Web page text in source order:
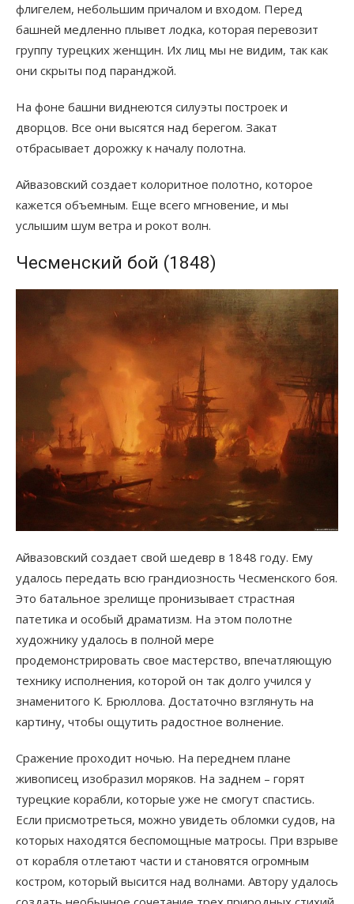
флигелем, небольшим причалом и входом. Перед
башней медленно плывет лодка, которая перевозит
группу турецких женщин. Их лиц мы не видим, так как
они скрыты под паранджой.
На фоне башни виднеются силуэты построек и
дворцов. Все они высятся над берегом. Закат
отбрасывает дорожку к началу полотна.
Айвазовский создает колоритное полотно, которое
кажется объемным. Еще всего мгновение, и мы
услышим шум ветра и рокот волн.
Чесменский бой (1848)
Айвазовский создает свой шедевр в 1848 году. Ему
удалось передать всю грандиозность Чесменского боя.
Это батальное зрелище пронизывает страстная
патетика и особый драматизм. На этом полотне
художнику удалось в полной мере
продемонстрировать свое мастерство, впечатляющую
технику исполнения, которой он так долго учился у
знаменитого К. Брюллова. Достаточно взглянуть на
картину, чтобы ощутить радостное волнение.
Сражение проходит ночью. На переднем плане
живописец изобразил моряков. На заднем – горят
турецкие корабли, которые уже не смогут спастись.
Если присмотреться, можно увидеть обломки судов, на
которых находятся беспомощные матросы. При взрыве
от корабля отлетают части и становятся огромным
костром, который высится над волнами. Автору удалось